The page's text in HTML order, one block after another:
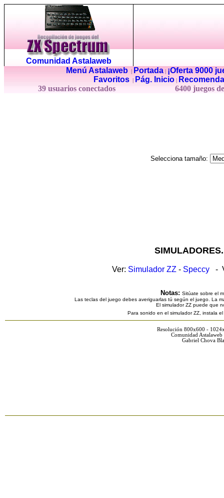
Comunidad Astalaweb
Menú Astalaweb| Portada|
¡Oferta 9000
Favoritos
Pág. Inicio
39 usuarios conectados
6400 juegos
Selecciona tamaño:
Ver: Simulador ZZ - Speccy -
Notas: Sitúate sobre el
Las teclas del juego debes averiguarlas tú según el juego. La
El simulador ZZ puede que
Para sonido en el simulador ZZ, instala
Resolución 800x600 -
Comunidad
Gabriel Chova